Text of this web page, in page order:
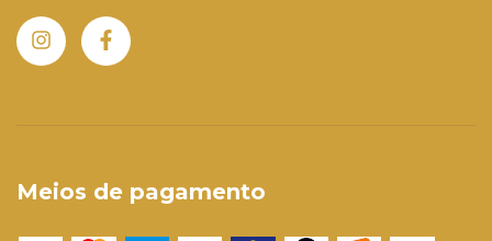
Meios de pagamento